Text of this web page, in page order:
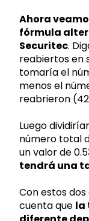
Ahora
fórmula
Securitec.
reabiertos en
tomaría el
menos el
reabrieron
Luego
número total
un valor de
tendrá una
Con estos
cuenta que la